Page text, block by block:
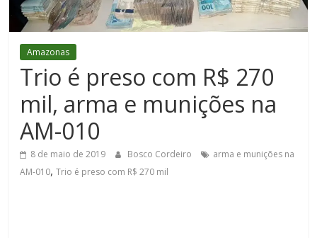
Figueiredo
Amazonas
Trio é preso com R$ 270
mil, arma e munições na
AM-010
8 de maio de 2019 Bosco Cordeiro
arma e munições na
AM-010,Trio é preso com R$ 270 mil